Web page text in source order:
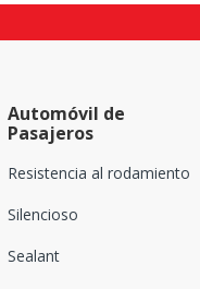
Automóvil de
Pasajeros
Resistencia al rodamiento
Silencioso
Sealant